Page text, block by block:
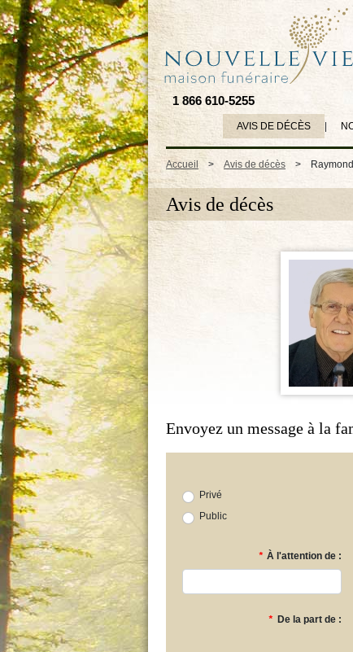
1 866 610-5255
AVIS DE DÉCÈS
Accueil > Avis de décès >
Avis de décès
Envoyez un message à la
Privé
Public
* À l'attention de :
* De la part de :